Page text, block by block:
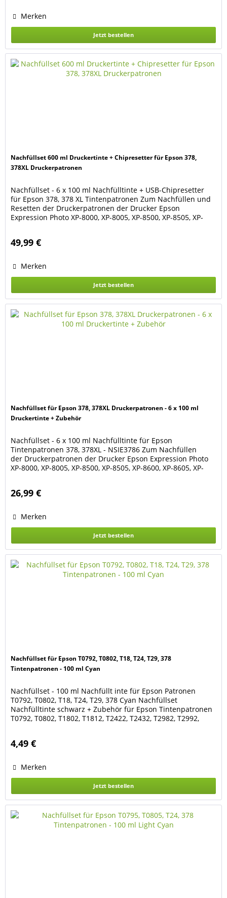
Merken
Jetzt bestellen
Nachfüllset 600 ml Druckertinte + Chipresetter für Epson 378,
378XL Druckerpatronen
Nachfüllset - 6 x 100 ml Nachfülltinte + USB-Chipresetter
für Epson 378, 378 XL Tintenpatronen Zum Nachfüllen und
Resetten der Druckerpatronen der Drucker Epson
Expression Photo XP-8000, XP-8005, XP-8500, XP-8505, XP-
magenta (Eichhörnchen-Serie) Das Set besteht...
49,99 €
Merken
Jetzt bestellen
Nachfüllset für Epson 378, 378XL Druckerpatronen - 6 x 100 ml
Druckertinte + Zubehör
Nachfüllset - 6 x 100 ml Nachfülltinte für Epson
Tintenpatronen 378, 378XL - NSIE3786 Zum Nachfüllen
der Druckerpatronen der Drucker Epson Expression Photo
XP-8000, XP-8005, XP-8500, XP-8505, XP-8600, XP-8605, XP-
Serie) Das Set besteht aus je 100 ml...
26,99 €
Merken
Jetzt bestellen
Nachfüllset für Epson T0792, T0802, T18, T24, T29, 378
Tintenpatronen - 100 ml Cyan
Nachfüllset - 100 ml Nachfüllt inte für Epson Patronen
T0792, T0802, T18, T24, T29, 378 Cyan Nachfüllset
Nachfülltinte schwarz + Zubehör für Epson Tintenpatronen
T0792, T0802, T1802, T1812, T2422, T2432, T2982, T2992,
Patronen der Drucker Epson Expression Photo...
4,49 €
Merken
Jetzt bestellen